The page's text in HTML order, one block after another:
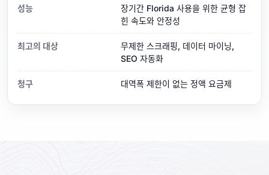
성능
장기간 Florida 사용을 위한 균형 잡
힌 속도와 안정성
최고의 대상
무제한 스크래핑, 데이터 마이닝,
SEO 자동화
청구 대역폭 제한이 없는 정액 요금제